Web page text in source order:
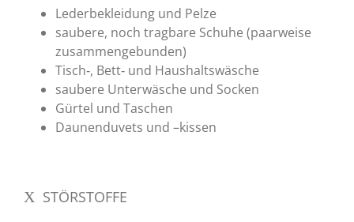
Lederbekleidung und Pelze
saubere, noch tragbare Schuhe (paarweise
zusammengebunden)
Tisch‐, Bett‐ und Haushaltswäsche
saubere Unterwäsche und Socken
Gürtel und Taschen
Daunenduvets und –kissen
STÖRSTOFFE